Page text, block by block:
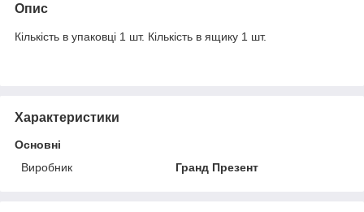
Опис
Кількість в упаковці 1 шт. Кількість в ящику 1 шт.
Характеристики
Основні
Виробник
Гранд Презент